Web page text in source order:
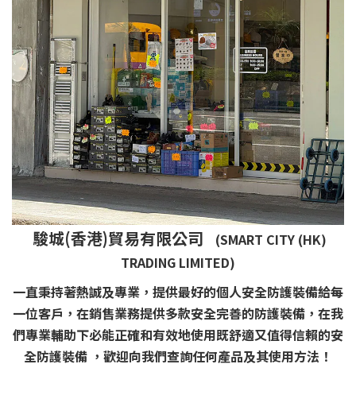
駿城(香港)貿易有限公司
(SMART CITY (HK)
TRADING LIMITED)
一直秉持著熱誠及專業，提供最好的個人安全防護裝備給每
一位客戶，在銷售業務提供多款安全完善的防護裝備，在我
們專業輔助下必能正確和有效地使用既舒適又值得信賴的安
全防護裝備 ，歡迎向我們查詢任何產品及其使用方法！